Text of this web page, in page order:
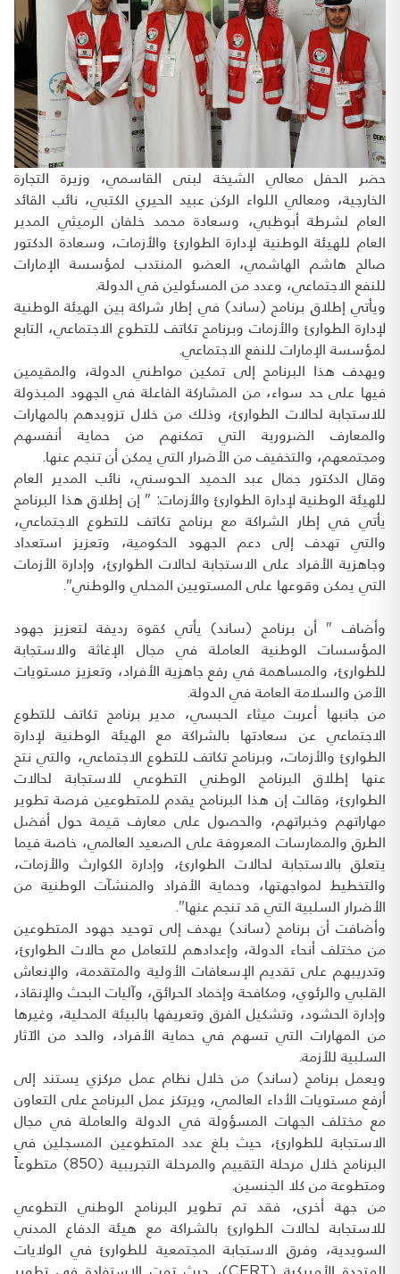
حضر الحفل معالي الشيخة لبنى القاسمي، وزيرة التجارة
الخارجية، ومعالي اللواء الركن عبيد الحيري الكتبي، نائب القائد
العام لشرطة أبوظبي، وسعادة محمد خلفان الرميثي المدير
العام للهيئة الوطنية لإدارة الطوارئ والأزمات، وسعادة الدكتور
صالح هاشم الهاشمي، العضو المنتدب لمؤسسة الإمارات
للنفع الاجتماعي، وعدد من المسئولين في الدولة.
ويأتي إطلاق برنامج (ساند) في إطار شراكة بين الهيئة الوطنية
لإدارة الطوارئ والأزمات وبرنامج تكاتف للتطوع الاجتماعي، التابع
لمؤسسة الإمارات للنفع الاجتماعي.
ويهدف هذا البرنامج إلى تمكين مواطني الدولة، والمقيمين
فيها على حد سواء، من المشاركة الفاعلة في الجهود المبذولة
للاستجابة لحالات الطوارئ، وذلك من خلال تزويدهم بالمهارات
والمعارف الضرورية التي تمكنهم من حماية أنفسهم
ومجتمعهم، والتخفيف من الأضرار التي يمكن أن تنجم عنها.
وقال الدكتور جمال عبد الحميد الحوسني، نائب المدير العام
للهيئة الوطنية لإدارة الطوارئ والأزمات: " إن إطلاق هذا البرنامج
يأتي في إطار الشراكة مع برنامج تكاتف للتطوع الاجتماعي،
والتي تهدف إلى دعم الجهود الحكومية، وتعزيز استعداد
وجاهزية الأفراد على الاستجابة لحالات الطوارئ، وإدارة الأزمات
التي يمكن وقوعها على المستويين المحلي والوطني".
وأضاف " أن برنامج (ساند) يأتي كقوة رديفة لتعزيز جهود
المؤسسات الوطنية العاملة في مجال الإغاثة والاستجابة
للطوارئ، والمساهمة في رفع جاهزية الأفراد، وتعزيز مستويات
الأمن والسلامة العامة في الدولة.
من جانبها أعربت ميثاء الحبسي، مدير برنامج تكاتف للتطوع
الاجتماعي عن سعادتها بالشراكة مع الهيئة الوطنية لإدارة
الطوارئ والأزمات، وبرنامج تكاتف للتطوع الاجتماعي، والتي نتج
عنها إطلاق البرنامج الوطني التطوعي للاستجابة لحالات
الطوارئ، وقالت إن هذا البرنامج يقدم للمتطوعين فرصة تطوير
مهاراتهم وخبراتهم، والحصول على معارف قيمة حول أفضل
الطرق والممارسات المعروفة على الصعيد العالمي، خاصة فيما
يتعلق بالاستجابة لحالات الطوارئ، وإدارة الكوارث والأزمات،
والتخطيط لمواجهتها، وحماية الأفراد والمنشآت الوطنية من
الأضرار السلبية التي قد تنجم عنها".
وأضافت أن برنامج (ساند) يهدف إلى توحيد جهود المتطوعين
من مختلف أنحاء الدولة، وإعدادهم للتعامل مع حالات الطوارئ،
وتدريبهم على تقديم الإسعافات الأولية والمتقدمة، والإنعاش
القلبي والرئوي، ومكافحة وإخماد الحرائق، وآليات البحث والإنقاذ،
وإدارة الحشود، وتشكيل الفرق وتعريفها بالبيئة المحلية، وغيرها
من المهارات التي تسهم في حماية الأفراد، والحد من الآثار
السلبية للأزمة.
ويعمل برنامج (ساند) من خلال نظام عمل مركزي يستند إلى
أرفع مستويات الأداء العالمي، ويرتكز عمل البرنامج على التعاون
مع مختلف الجهات المسؤولة في الدولة والعاملة في مجال
الاستجابة للطوارئ، حيث بلغ عدد المتطوعين المسجلين في
البرنامج خلال مرحلة التقييم والمرحلة التجريبية (850) متطوعاً
ومتطوعة من كلا الجنسين.
من جهة أخرى، فقد تم تطوير البرنامج الوطني التطوعي
للاستجابة لحالات الطوارئ بالشراكة مع هيئة الدفاع المدني
السويدية، وفرق الاستجابة المجتمعية للطوارئ في الولايات